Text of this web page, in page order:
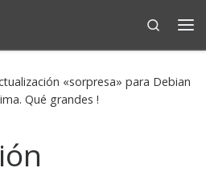
Search
«sorpresa» para Debian
Qué grandes !